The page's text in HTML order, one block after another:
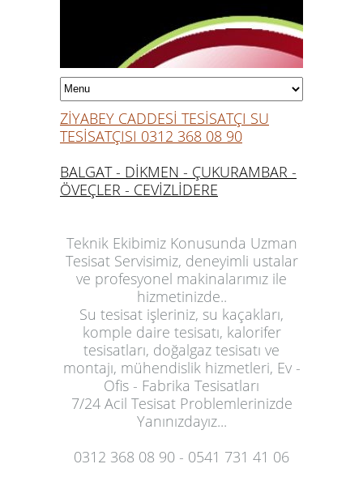
ZİYABEY CADDESİ TESİSATÇI SU
TESİSATÇISI 0312 368 08 90
BALGAT - DİKMEN - ÇUKURAMBAR -
ÖVEÇLER - CEVİZLİDERE
Teknik Ekibimiz Konusunda Uzman
Tesisat Servisimiz, deneyimli ustalar
ve profesyonel makinalarımız ile
hizmetinizde..
Su tesisat işleriniz, su kaçakları,
komple daire tesisatı, kalorifer
tesisatları, doğalgaz tesisatı ve
montajı, mühendislik hizmetleri, Ev -
Ofis - Fabrika Tesisatları
7/24 Acil Tesisat Problemlerinizde
Yanınızdayız...
0312 368 08 90 - 0541 731 41 06